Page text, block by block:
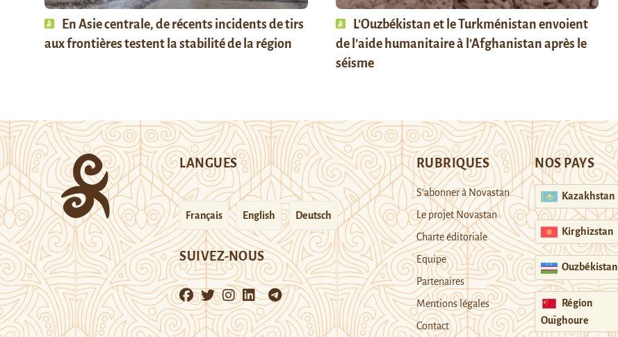
En Asie centrale, de récents incidents de tirs
aux frontières testent la stabilité de la région
L’Ouzbékistan et le Turkménistan envoient
de l’aide humanitaire à l’Afghanistan après le
séisme
LANGUES
Français English Deutsch
SUIVEZ-NOUS
RUBRIQUES
S’abonner à Novastan
Le projet Novastan
Charte éditoriale
Equipe
Partenaires
Mentions légales
Contact
NOS PAYS
Kazakhstan
Kirghizstan
Ouzbékistan
Région
Ouïghoure